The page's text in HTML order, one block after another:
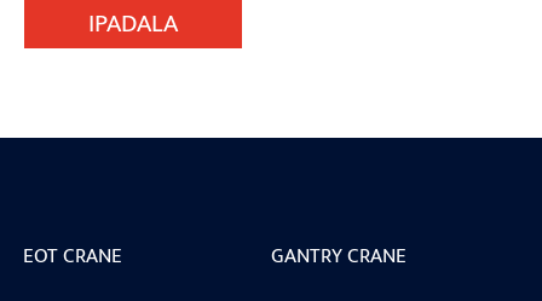
IPADALA
EOT CRANE
GANTRY CRANE